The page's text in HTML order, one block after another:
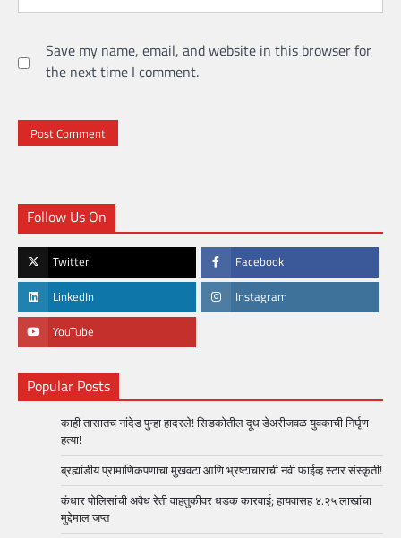
Save my name, email, and website in this browser for
the next time I comment.
Follow Us On
Twitter Facebook
LinkedIn Instagram
YouTube
Popular Posts
काही तासातच नांदेड पुन्हा हादरले! सिडकोतील दूध डेअरीजवळ युवकाची निर्घृण
हत्या!
ब्रह्मांडीय प्रामाणिकपणाचा मुखवटा आणि भ्रष्टाचाराची नवी फाईव्ह स्टार संस्कृती!
कंधार पोलिसांची अवैध रेती वाहतुकीवर धडक कारवाई; हायवासह ४.२५ लाखांचा
मुद्देमाल जप्त